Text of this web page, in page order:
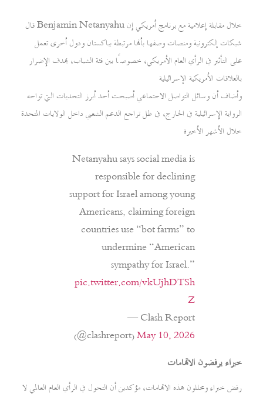
قال Benjamin Netanyahu خلال مقابلة إعلامية مع برنامج أمريكي إن
شبكات إلكترونية ومنصات وصفها بأنها مرتبطة بباكستان ودول أخرى تعمل
على التأثير في الرأي العام الأمريكي، خصوصًا بين فئة الشباب، بهدف الإضرار
بالعلاقات الأمريكية الإسرائيلية
وأضاف أن وسائل التواصل الاجتماعي أصبحت أحد أبرز التحديات التي تواجه
الرواية الإسرائيلية في الخارج، في ظل تراجع الدعم الشعبي داخل الولايات المتحدة
خلال الأشهر الأخيرة
Netanyahu says social media is
responsible for declining
support for Israel among young
Americans, claiming foreign
countries use “bot farms” to
undermine “American
sympathy for Israel.”
pic.twitter.com/vkUjhDTSh
Z
— Clash Report
(@clashreport)May 10, 2026
خبراء يرفضون الاتهامات
رفض خبراء ومحللون هذه الاتهامات، مؤكدين أن التحول في الرأي العام العالمي لا